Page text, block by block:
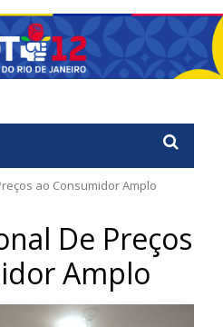
ao Consumidor Amplo
De Preços
Amplo